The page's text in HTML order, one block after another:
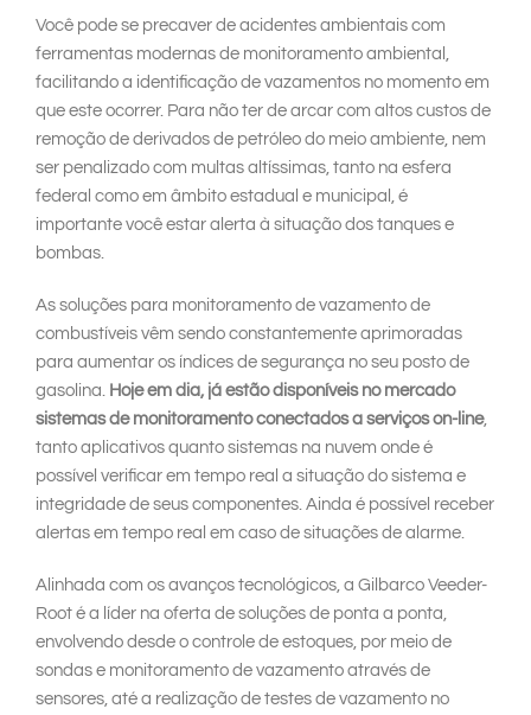
Você pode se precaver de acidentes ambientais com
ferramentas modernas de monitoramento ambiental,
facilitando a identificação de vazamentos no momento em
que este ocorrer. Para não ter de arcar com altos custos de
remoção de derivados de petróleo do meio ambiente, nem
ser penalizado com multas altíssimas, tanto na esfera
federal como em âmbito estadual e municipal, é
importante você estar alerta à situação dos tanques e
bombas.
As soluções para monitoramento de vazamento de
combustíveis vêm sendo constantemente aprimoradas
para aumentar os índices de segurança no seu posto de
gasolina. Hoje em dia, já estão disponíveis no mercado
sistemas de monitoramento conectados a serviços on-line,
tanto aplicativos quanto sistemas na nuvem onde é
possível verificar em tempo real a situação do sistema e
integridade de seus componentes. Ainda é possível receber
alertas em tempo real em caso de situações de alarme.
Alinhada com os avanços tecnológicos, a Gilbarco Veeder-
Root é a líder na oferta de soluções de ponta a ponta,
envolvendo desde o controle de estoques, por meio de
sondas e monitoramento de vazamento através de
sensores, até a realização de testes de vazamento no